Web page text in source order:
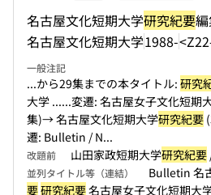
名古屋文化短期大学研究紀要
名古屋文化短期大学1988-
一般注記
...から29集までの本タイトル: 研究
大学 ......変遷: 名古屋女子文化短期
集)→ 名古屋文化短期大学研究紀要
遷: Bulletin / N...
改題前 山田家政短期大学研究紀要
並列タイトル等（連結） Bulletin 名
要研究紀要名古屋女子文化短期大